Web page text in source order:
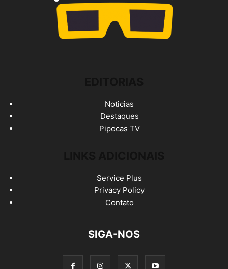
Noticias
Destaques
Pipocas TV
Service Plus
Privacy Policy
Contato
SIGA-NOS